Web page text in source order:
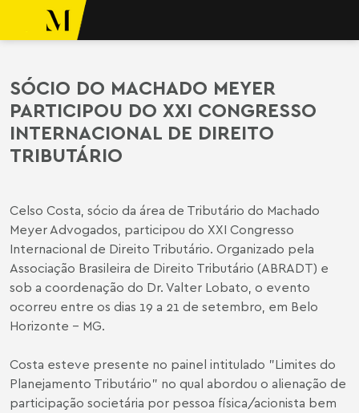
o conteúdo
Meyer
SÓCIO DO MACHADO MEYER
PARTICIPOU DO XXI CONGRESSO
INTERNACIONAL DE DIREITO
TRIBUTÁRIO
Celso Costa, sócio da área de Tributário do Machado
Meyer Advogados, participou do XXI Congresso
Internacional de Direito Tributário. Organizado pela
Associação Brasileira de Direito Tributário (ABRADT) e
sob a coordenação do Dr. Valter Lobato, o evento
ocorreu entre os dias 19 a 21 de setembro, em Belo
Horizonte – MG.
Costa esteve presente no painel intitulado "Limites do
Planejamento Tributário" no qual abordou o alienação de
participação societária por pessoa física/acionista bem